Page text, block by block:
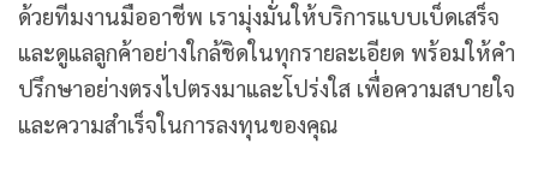
ด้วยทีมงานมืออาชีพ เรามุ่งมั่นให้บริการแบบเบ็ดเสร็จ
และดูแลลูกค้าอย่างใกล้ชิดในทุกรายละเอียด พร้อมให้คำ
ปรึกษาอย่างตรงไปตรงมาและโปร่งใส เพื่อความสบายใจ
และความสำเร็จในการลงทุนของคุณ